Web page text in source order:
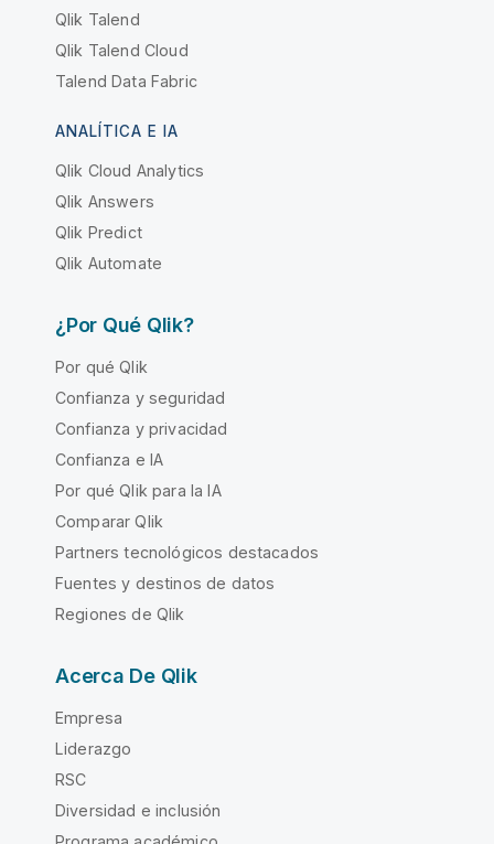
Qlik Talend
Qlik Talend Cloud
Talend Data Fabric
ANALÍTICA E IA
Qlik Cloud Analytics
Qlik Answers
Qlik Predict
Qlik Automate
¿Por Qué Qlik?
Por qué Qlik
Confianza y seguridad
Confianza y privacidad
Confianza e IA
Por qué Qlik para la IA
Comparar Qlik
Partners tecnológicos destacados
Fuentes y destinos de datos
Regiones de Qlik
Acerca De Qlik
Empresa
Liderazgo
RSC
Diversidad e inclusión